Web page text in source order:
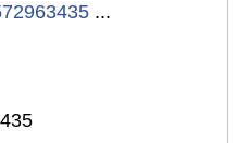
...